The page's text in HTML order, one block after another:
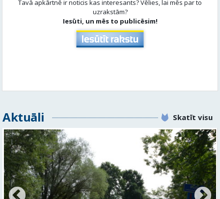
Tavā apkārtnē ir noticis kas interesants? Vēlies, lai mēs par to
uzrakstām?
Iesūti, un mēs to publicēsim!
Aktuāli Skatīt visu